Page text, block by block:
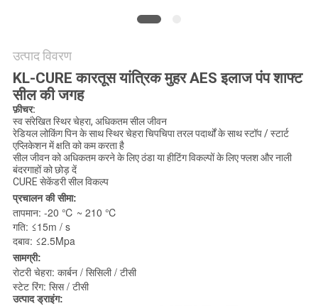
PRIVACY
POLICY
उत्पाद विवरण
KL-CURE कारतूस यांत्रिक मुहर AES इलाज पंप शाफ्ट
सील की जगह
फ़ीचर:
स्व संरेखित स्थिर चेहरा, अधिकतम सील जीवन
रेडियल लोकिंग पिन के साथ स्थिर चेहरा चिपचिपा तरल पदार्थों के साथ स्टॉप / स्टार्ट
एप्लिकेशन में क्षति को कम करता है
सील जीवन को अधिकतम करने के लिए ठंडा या हीटिंग विकल्पों के लिए फ्लश और नाली
बंदरगाहों को छोड़ दें
CURE सेकेंडरी सील विकल्प
प्रचालन की सीमा:
तापमान: -20 ℃ ~ 210 ℃
गति: ≤15m / s
दबाव: ≤2.5Mpa
सामग्री:
रोटरी चेहरा: कार्बन / सिसिली / टीसी
स्टेट रिंग: सिस / टीसी
उत्पाद ड्राइंग: